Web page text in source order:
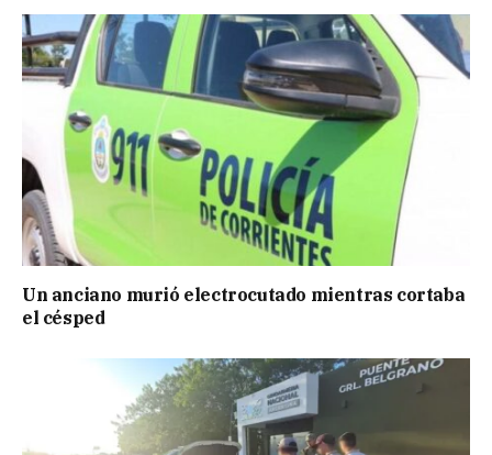
Un anciano murió electrocutado mientras cortaba
el césped